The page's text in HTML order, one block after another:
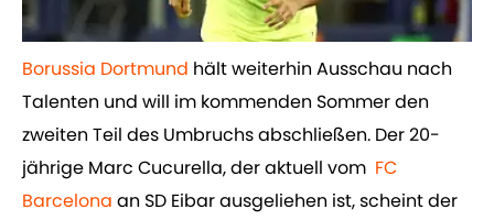
Borussia Dortmund hält weiterhin Ausschau nach
Talenten und will im kommenden Sommer den
zweiten Teil des Umbruchs abschließen. Der 20-
jährige Marc Cucurella, der aktuell vom ​ FC
Barcelona an SD Eibar ausgeliehen ist, scheint der